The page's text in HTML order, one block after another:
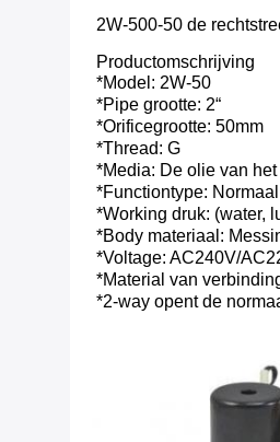
2W-500-50 de
Productomschrijving
*Model: 2W-50
*Pipe grootte: 2“
*Orificegrootte: 50mm
*Thread: G
*Media: De olie van
*Functiontype:
*Working druk: (water,
*Body materiaal:
*Voltage: AC240V/
*Material van
*2-way opent de